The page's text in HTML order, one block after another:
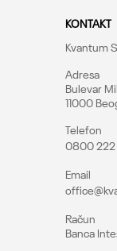
KONTAKT
Kvantum
Adresa
Bulevar
11000
Telefon
0800 222
Email
Račun
Banca